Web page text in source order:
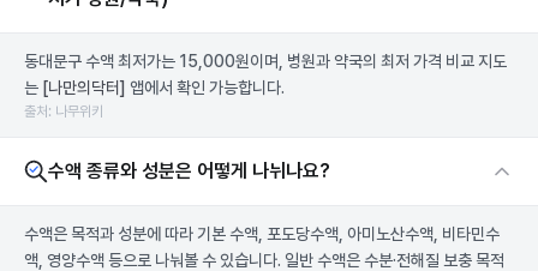
동대문구 수액 최저가는 15,000원이며, 병원과 약국의 최저 가격 비교 지도
는 [나만의닥터] 앱에서 확인 가능합니다.
출처: 나무위키
수액 종류와 성분은 어떻게 나뉘나요?
수액은 목적과 성분에 따라 기본 수액, 포도당수액, 아미노산수액, 비타민수
액, 영양수액 등으로 나눠볼 수 있습니다. 일반 수액은 수분·전해질 보충 목적